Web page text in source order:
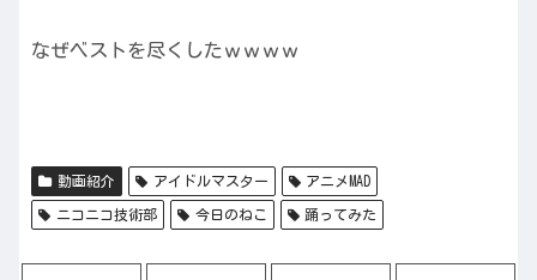
なぜベストを尽くしたｗｗｗｗ
動画紹介 アイドルマスター アニメMAD
ニコニコ技術部 今日のねこ 踊ってみた